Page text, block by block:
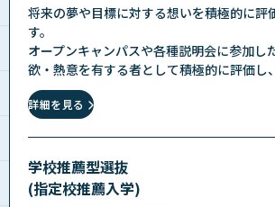
将来の夢や目標に対する想いを積極的に評
す。
オープンキャンパスや各種説明会に参加し
欲・熱意を有する者として積極的に評価し
詳細を見る
学校推薦型選抜
(指定校推薦入学)